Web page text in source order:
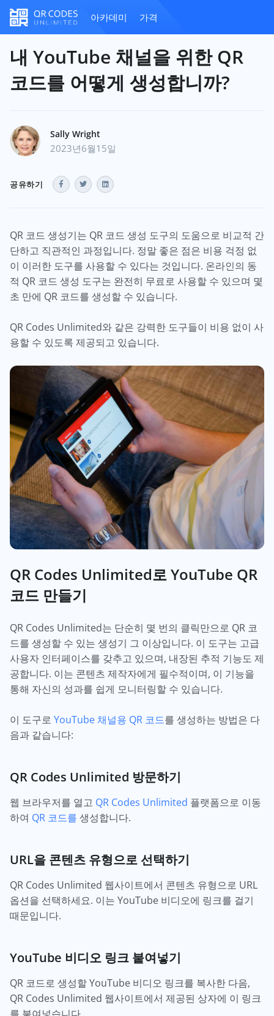
아카데미 가격
내 YouTube 채널을 위한 QR
코드를 어떻게 생성합니까?
Sally Wright
2023년6월15일
공유하기
QR 코드 생성기는 QR 코드 생성 도구의 도움으로 비교적 간
단하고 직관적인 과정입니다. 정말 좋은 점은 비용 걱정 없
이 이러한 도구를 사용할 수 있다는 것입니다. 온라인의 동
적 QR 코드 생성 도구는 완전히 무료로 사용할 수 있으며 몇
초 만에 QR 코드를 생성할 수 있습니다.
QR Codes Unlimited와 같은 강력한 도구들이 비용 없이 사
용할 수 있도록 제공되고 있습니다.
QR Codes Unlimited로 YouTube QR
코드 만들기
QR Codes Unlimited는 단순히 몇 번의 클릭만으로 QR 코
드를 생성할 수 있는 생성기 그 이상입니다. 이 도구는 고급
사용자 인터페이스를 갖추고 있으며, 내장된 추적 기능도 제
공합니다. 이는 콘텐츠 제작자에게 필수적이며, 이 기능을
통해 자신의 성과를 쉽게 모니터링할 수 있습니다.
이 도구로 YouTube 채널용 QR 코드를 생성하는 방법은 다
음과 같습니다:
QR Codes Unlimited 방문하기
웹 브라우저를 열고 QR Codes Unlimited 플랫폼으로 이동
하여 QR 코드를 생성합니다.
URL을 콘텐츠 유형으로 선택하기
QR Codes Unlimited 웹사이트에서 콘텐츠 유형으로 URL
옵션을 선택하세요. 이는 YouTube 비디오에 링크를 걸기
때문입니다.
YouTube 비디오 링크 붙여넣기
QR 코드로 생성할 YouTube 비디오 링크를 복사한 다음,
QR Codes Unlimited 웹사이트에서 제공된 상자에 이 링크